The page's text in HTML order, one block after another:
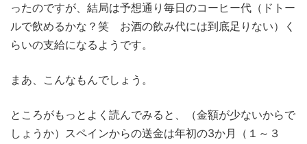
ったのですが、結局は予想通り毎日のコーヒー代（ドトー
ルで飲めるかな？笑 お酒の飲み代には到底足りない）く
らいの支給になるようです。
まあ、こんなもんでしょう。
ところがもっとよく読んでみると、（金額が少ないからで
しょうか）スペインからの送金は年初の3か月（１～３